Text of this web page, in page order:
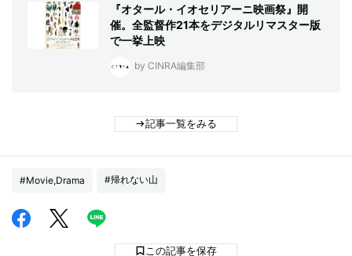
『オタール・イオセリアーニ映画祭』開
催。全監督作21本をデジタルリマスター版
で一挙上映
by CINRA編集部
記事一覧をみる
#Movie,Drama #帰れない山
この記事を保存